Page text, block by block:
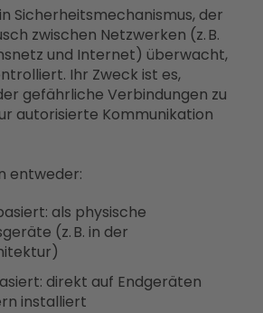
Sicherheitsmechanismus, der
zwischen Netzwerken (z. B.
und Internet) überwacht,
Ihr Zweck ist es,
gefährliche Verbindungen zu
autorisierte Kommunikation
entweder:
als physische
(z. B. in der
direkt auf Endgeräten
installiert